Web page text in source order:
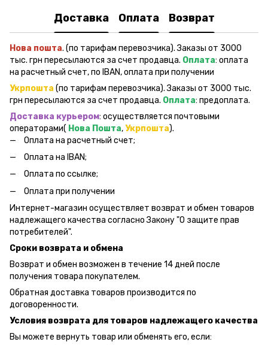
Доставка Оплата Возврат
Нова пошта. (по тарифам перевозчика). Заказы от 3000
тыс. грн пересылаются за счет продавца. Оплата: оплата
на расчетный счет, по IBAN, оплата при получении
Укрпошта (по тарифам перевозчика). Заказы от 3000 тыс.
грн пересылаются за счет продавца. Оплата: предоплата.
Доставка курьером: осуществляется почтовыми
операторами( Нова Пошта,Укрпошта).
Оплата на расчетный счет;
Оплата на IBAN;
Оплата по ссылке;
Оплата при получении
Интернет-магазин осуществляет возврат и обмен товаров
надлежащего качества согласно Закону "О защите прав
потребителей".
Сроки возврата и обмена
Возврат и обмен возможен в течение 14 дней после
получения товара покупателем.
Обратная доставка товаров производится по
договоренности.
Условия возврата для товаров надлежащего качества
Вы можете вернуть товар или обменять его, если: